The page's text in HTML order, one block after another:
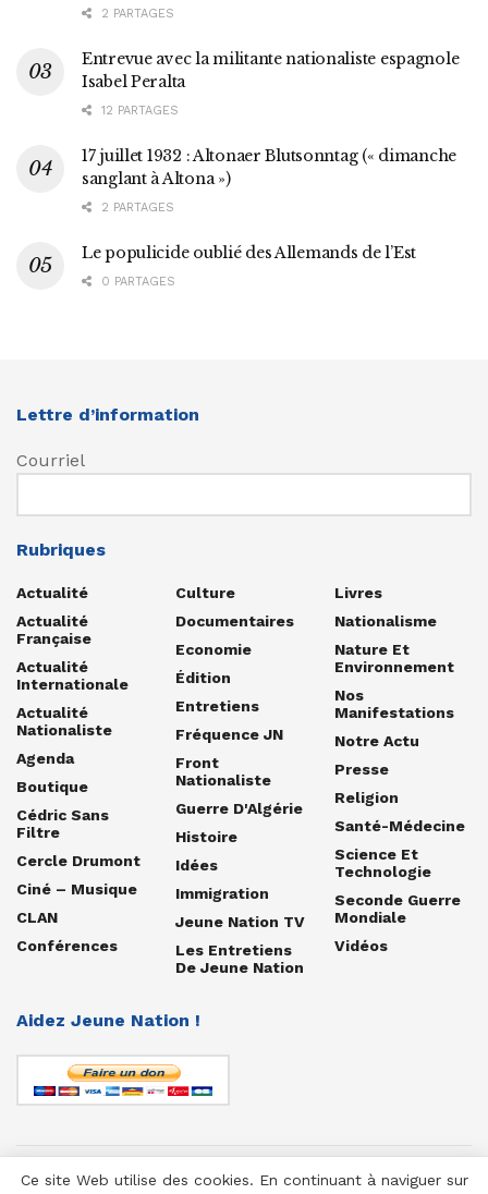
2 PARTAGES
Entrevue avec la militante nationaliste espagnole
Isabel Peralta
12 PARTAGES
17 juillet 1932 : Altonaer Blutsonntag (« dimanche
sanglant à Altona »)
2 PARTAGES
Le populicide oublié des Allemands de l’Est
0 PARTAGES
Lettre d’information
Courriel
Rubriques
Actualité
Actualité
Française
Actualité
Internationale
Actualité
Nationaliste
Agenda
Boutique
Cédric Sans
Filtre
Cercle Drumont
Ciné – Musique
CLAN
Conférences
Culture
Documentaires
Economie
Édition
Entretiens
Fréquence JN
Front
Nationaliste
Guerre D'Algérie
Histoire
Idées
Immigration
Jeune Nation TV
Les Entretiens
De Jeune Nation
Livres
Nationalisme
Nature Et
Environnement
Nos
Manifestations
Notre Actu
Presse
Religion
Santé-Médecine
Science Et
Technologie
Seconde Guerre
Mondiale
Vidéos
Aidez Jeune Nation !
Ce site Web utilise des cookies. En continuant à naviguer sur